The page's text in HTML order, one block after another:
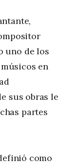
uno de los
en
sus obras le
partes
como